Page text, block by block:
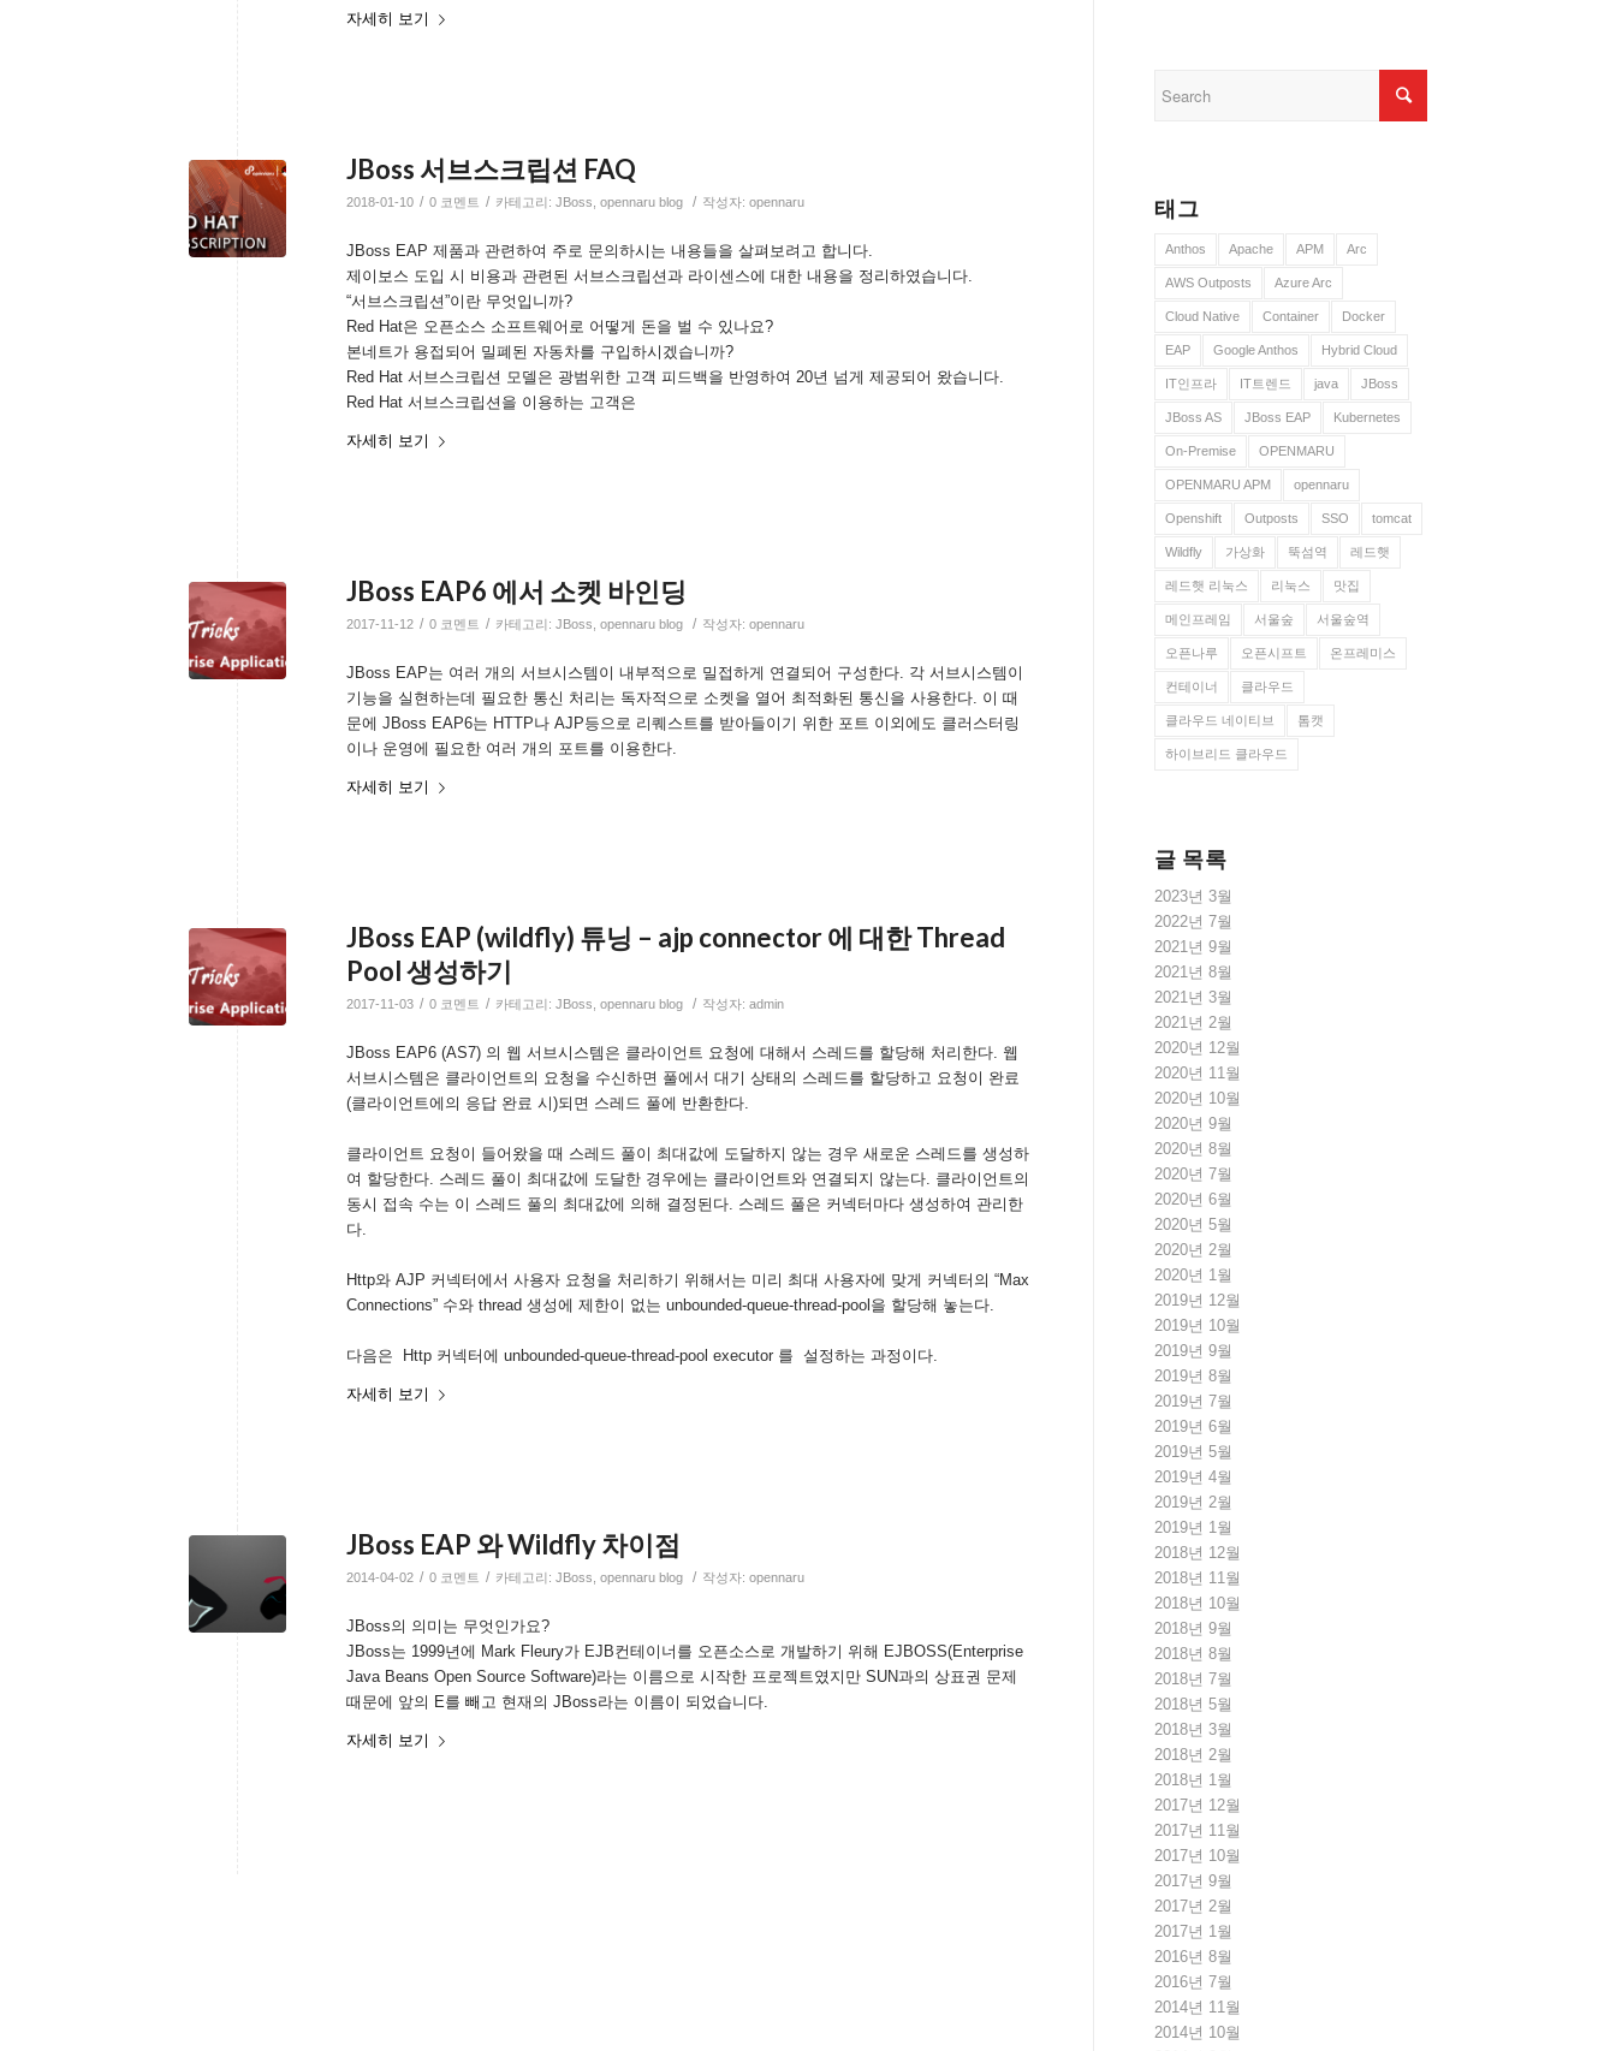
자세히 보기
JBoss 서브스크립션 FAQ
2018-01-10 / 0 코멘트 / 카테고리: JBoss opennaru blog / 작성자: opennaru
JBoss EAP 제품과 관련하여 주로 문의하시는 내용들을 살펴보려고 합니다.
제이보스 도입 시 비용과 관련된 서브스크립션과 라이센스에 대한 내용을 정리하였습니다.
“서브스크립션”이란 무엇입니까?
Red Hat은 오픈소스 소프트웨어로 어떻게 돈을 벌 수 있나요?
본네트가 용접되어 밀폐된 자동차를 구입하시겠습니까?
Red Hat 서브스크립션 모델은 광범위한 고객 피드백을 반영하여 20년 넘게 제공되어 왔습니다.
Red Hat 서브스크립션을 이용하는 고객은
자세히 보기
JBoss EAP6 에서 소켓 바인딩
2017-11-12 / 0 코멘트 / 카테고리: JBoss opennaru blog / 작성자: opennaru
JBoss EAP는 여러 개의 서브시스템이 내부적으로 밀접하게 연결되어 구성한다. 각 서브시스템이
기능을 실현하는데 필요한 통신 처리는 독자적으로 소켓을 열어 최적화된 통신을 사용한다. 이 때
문에 JBoss EAP6는 HTTP나 AJP등으로 리퀘스트를 받아들이기 위한 포트 이외에도 클러스터링
이나 운영에 필요한 여러 개의 포트를 이용한다.
자세히 보기
JBoss EAP (wildfly) 튜닝 – ajp connector 에 대한 Thread
Pool 생성하기
2017-11-03 / 0 코멘트 / 카테고리: JBoss opennaru blog / 작성자: admin
JBoss EAP6 (AS7) 의 웹 서브시스템은 클라이언트 요청에 대해서 스레드를 할당해 처리한다. 웹
서브시스템은 클라이언트의 요청을 수신하면 풀에서 대기 상태의 스레드를 할당하고 요청이 완료
(클라이언트에의 응답 완료 시)되면 스레드 풀에 반환한다.
클라이언트 요청이 들어왔을 때 스레드 풀이 최대값에 도달하지 않는 경우 새로운 스레드를 생성하
여 할당한다. 스레드 풀이 최대값에 도달한 경우에는 클라이언트와 연결되지 않는다. 클라이언트의
동시 접속 수는 이 스레드 풀의 최대값에 의해 결정된다. 스레드 풀은 커넥터마다 생성하여 관리한
다.
Http와 AJP 커넥터에서 사용자 요청을 처리하기 위해서는 미리 최대 사용자에 맞게 커넥터의 “Max
Connections” 수와 thread 생성에 제한이 없는 unbounded-queue-thread-pool을 할당해 놓는다.
다음은 Http 커넥터에 unbounded-queue-thread-pool executor 를 설정하는 과정이다.
자세히 보기
JBoss EAP 와 Wildfly 차이점
2014-04-02 / 0 코멘트 / 카테고리: JBoss opennaru blog / 작성자: opennaru
JBoss의 의미는 무엇인가요?
JBoss는 1999년에 Mark Fleury가 EJB컨테이너를 오픈소스로 개발하기 위해 EJBOSS(Enterprise
Java Beans Open Source Software)라는 이름으로 시작한 프로젝트였지만 SUN과의 상표권 문제
때문에 앞의 E를 빼고 현재의 JBoss라는 이름이 되었습니다.
자세히 보기
태그
Anthos Apache APM Arc
AWS Outposts Azure Arc
Cloud Native Container Docker
EAP Google Anthos Hybrid Cloud
IT인프라 IT트렌드 java JBoss
JBoss AS JBoss EAP Kubernetes
On-Premise OPENMARU
OPENMARU APM opennaru
Openshift Outposts SSO tomcat
Wildfly 가상화 뚝섬역 레드햇
레드햇 리눅스 리눅스 맛집
메인프레임 서울숲 서울숲역
오픈나루 오픈시프트 온프레미스
컨테이너 클라우드
클라우드 네이티브 톰캣
하이브리드 클라우드
글 목록
2023년 3월
2022년 7월
2021년 9월
2021년 8월
2021년 3월
2021년 2월
2020년 12월
2020년 11월
2020년 10월
2020년 9월
2020년 8월
2020년 7월
2020년 6월
2020년 5월
2020년 2월
2020년 1월
2019년 12월
2019년 10월
2019년 9월
2019년 8월
2019년 7월
2019년 6월
2019년 5월
2019년 4월
2019년 2월
2019년 1월
2018년 12월
2018년 11월
2018년 10월
2018년 9월
2018년 8월
2018년 7월
2018년 5월
2018년 3월
2018년 2월
2018년 1월
2017년 12월
2017년 11월
2017년 10월
2017년 9월
2017년 2월
2017년 1월
2016년 8월
2016년 7월
2014년 11월
2014년 10월